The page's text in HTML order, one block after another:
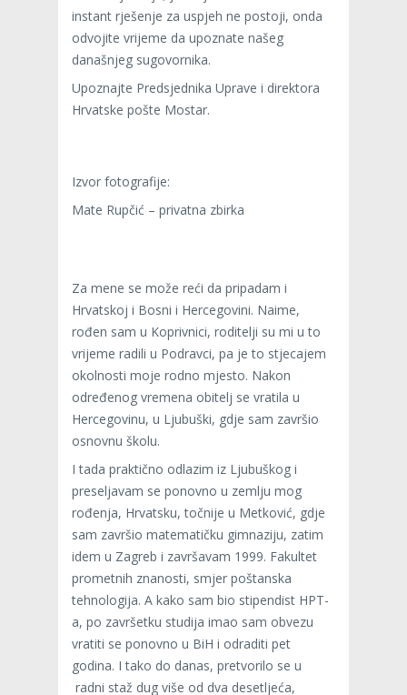
instant rješenje za uspjeh ne postoji, onda
odvojite vrijeme da upoznate našeg
današnjeg sugovornika.
Upoznajte Predsjednika Uprave i direktora
Hrvatske pošte Mostar.
Izvor fotografije:
Mate Rupčić – privatna zbirka
Za mene se može reći da pripadam i
Hrvatskoj i Bosni i Hercegovini. Naime,
rođen sam u Koprivnici, roditelji su mi u to
vrijeme radili u Podravci, pa je to stjecajem
okolnosti moje rodno mjesto. Nakon
određenog vremena obitelj se vratila u
Hercegovinu, u Ljubuški, gdje sam završio
osnovnu školu.
I tada praktično odlazim iz Ljubuškog i
preseljavam se ponovno u zemlju mog
rođenja, Hrvatsku, točnije u Metković, gdje
sam završio matematičku gimnaziju, zatim
idem u Zagreb i završavam 1999. Fakultet
prometnih znanosti, smjer poštanska
tehnologija. A kako sam bio stipendist HPT-
a, po završetku studija imao sam obvezu
vratiti se ponovno u BiH i odraditi pet
godina. I tako do danas, pretvorilo se u
radni staž dug više od dva desetljeća,